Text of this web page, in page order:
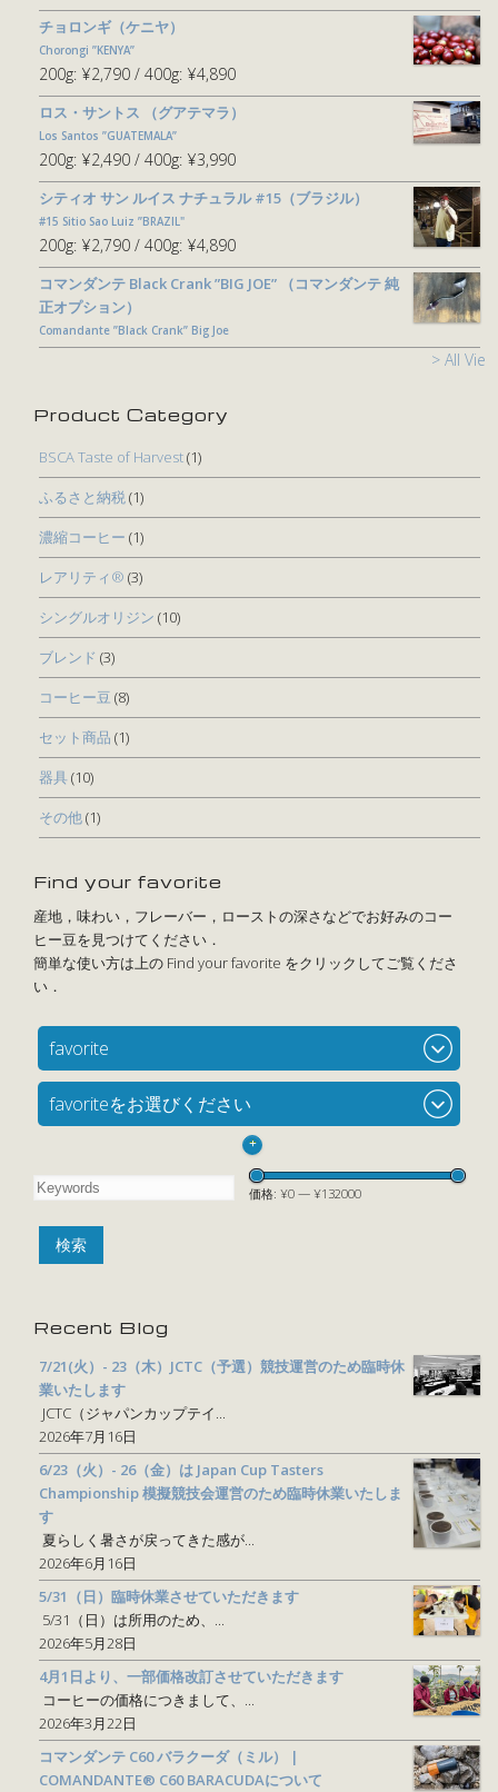
チョロンギ（ケニヤ）
Chorongi ”KENYA”
200g: ¥2,790 400g: ¥4,890
ロス・サントス （グアテマラ）
Los Santos ”GUATEMALA”
200g: ¥2,490 400g: ¥3,990
シティオ サン ルイス ナチュラル #15（ブラジル）
#15 Sitio Sao Luiz ”BRAZIL"
200g: ¥2,790 400g: ¥4,890
コマンダンテ Black Crank ”BIG JOE” （コマンダンテ 純
正オプション）
Comandante ”Black Crank” Big Joe
> All View
Product Category
BSCA Taste of Harvest(1)
ふるさと納税(1)
濃縮コーヒー (1)
レアリティ® (3)
シングルオリジン (10)
ブレンド (3)
コーヒー豆 (8)
セット商品 (1)
器具(10)
その他(1)
Find your favorite
favorite
favoriteをお選びください
+
価格: ¥0— ¥132000
Recent Blog
7/21(火）- 23（木）JCTC（予選）競技運営のため臨時休
業いたします
JCTC（ジャパンカップテイ...
2026年7月16日
6/23（火）- 26（金）は Japan Cup Tasters
Championship 模擬競技会運営のため臨時休業いたしま
す
夏らしく暑さが戻ってきた感が...
2026年6月16日
5/31（日）臨時休業させていただきます
5/31（日）は所用のため、...
2026年5月28日
4月1日より、一部価格改訂させていただきます
コーヒーの価格につきまして、...
2026年3月22日
コマンダンテ C60 バラクーダ（ミル） |
COMANDANTE® C60 BARACUDAについて